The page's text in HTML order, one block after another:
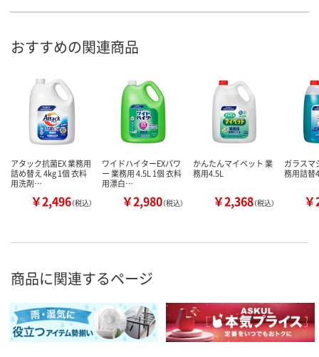
おすすめの関連商品
アタック抗菌EX 業務用
詰め替え 4kg 1個 衣料
用洗剤…
￥2,496（税込）
ワイドハイターEXパワ
ー 業務用 4.5L 1個 衣料
用漂白…
￥2,980（税込）
かんたんマイペット 業
務用4.5L
￥2,368（税込）
ガラスマ
務用詰替
商品に関連するページ